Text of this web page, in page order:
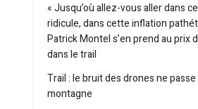
« Jusqu’où allez-vous aller dans
ridicule, dans cette inflation
Patrick Montel s’en prend au prix
dans le trail
Trail : le bruit des drones ne
montagne